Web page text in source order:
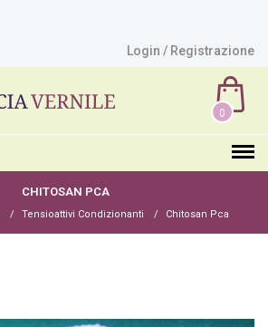
Login / Registrazione
0
CHITOSAN PCA
Tensioattivi Condizionanti Chitosan Pca